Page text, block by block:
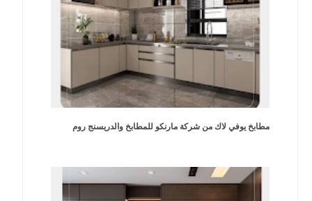
مطابخ يوفي لاك من شركة مارنكو للمطابخ والدريسنج روم